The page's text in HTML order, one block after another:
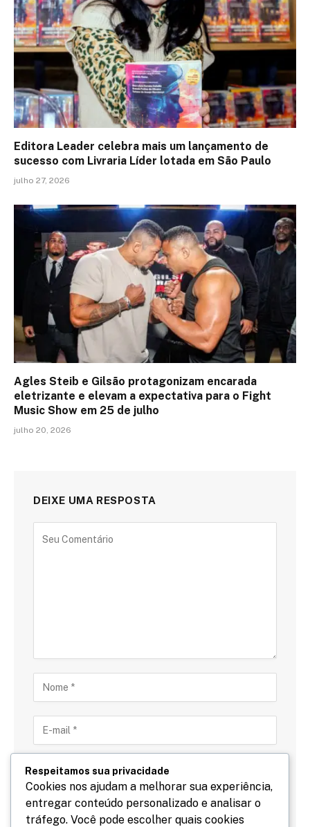
Editora Leader celebra mais um lançamento de
sucesso com Livraria Líder lotada em São Paulo
julho 27, 2026
Agles Steib e Gilsão protagonizam encarada
eletrizante e elevam a expectativa para o Fight
Music Show em 25 de julho
julho 20, 2026
DEIXE UMA RESPOSTA
Salve meu nome, email e site neste navegador para
a próxima vez que eu comentar.
Respeitamos sua privacidade
Cookies nos ajudam a melhorar sua experiência,
entregar conteúdo personalizado e analisar o
tráfego. Você pode escolher quais cookies